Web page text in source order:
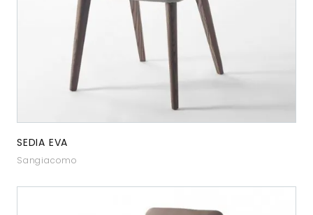
SEDIA EVA
Sangiacomo